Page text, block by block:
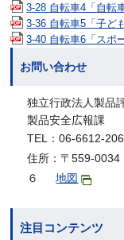
3-28 自転車4「自転
3-36 自転車5「子ど
3-40 自転車6「スポ
お問い合わせ
独立行政法人製
製品安全広報課
TEL：06-6612-
住所：〒559-
６
地図
注目コンテンツ